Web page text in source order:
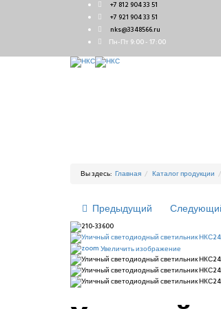
+7 812 904 33 51
+7 921 904 33 51
nks@3348566.ru
Пн-Пт 9:00 - 17:00
Вы здесь: Главная Каталог продукции
Предыдущий
Увеличить изображение